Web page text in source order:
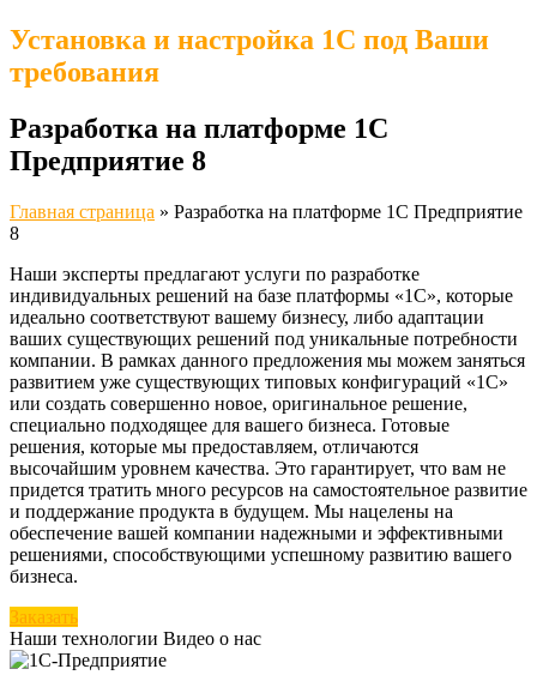
Установка и настройка 1С под Ваши
требования
Разработка на платформе 1С
Предприятие 8
Главная страница » Разработка на платформе 1С Предприятие
8
Наши эксперты предлагают услуги по разработке
индивидуальных решений на базе платформы «1С», которые
идеально соответствуют вашему бизнесу, либо адаптации
ваших существующих решений под уникальные потребности
компании. В рамках данного предложения мы можем заняться
развитием уже существующих типовых конфигураций «1С»
или создать совершенно новое, оригинальное решение,
специально подходящее для вашего бизнеса. Готовые
решения, которые мы предоставляем, отличаются
высочайшим уровнем качества. Это гарантирует, что вам не
придется тратить много ресурсов на самостоятельное развитие
и поддержание продукта в будущем. Мы нацелены на
обеспечение вашей компании надежными и эффективными
решениями, способствующими успешному развитию вашего
бизнеса.
Заказать
Наши технологии Видео о нас